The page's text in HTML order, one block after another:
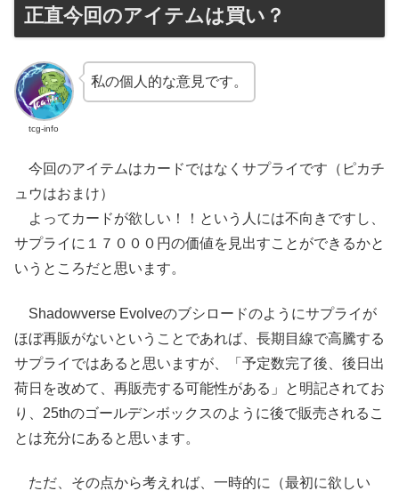
正直今回のアイテムは買い？
tcg-info
私の個人的な意見です。
今回のアイテムはカードではなくサプライです（ピカチ
ュウはおまけ）
よってカードが欲しい！！という人には不向きですし、
サプライに１７０００円の価値を見出すことができるかと
いうところだと思います。
Shadowverse Evolveのブシロードのようにサプライが
ほぼ再販がないということであれば、長期目線で高騰する
サプライではあると思いますが、「予定数完了後、後日出
荷日を改めて、再販売する可能性がある」と明記されてお
り、25thのゴールデンボックスのように後で販売されるこ
とは充分にあると思います。
ただ、その点から考えれば、一時的に（最初に欲しい